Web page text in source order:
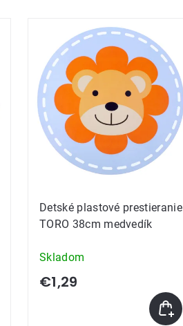
Detské plastové prestieranie
TORO 38cm medvedík
Skladom
€1,29